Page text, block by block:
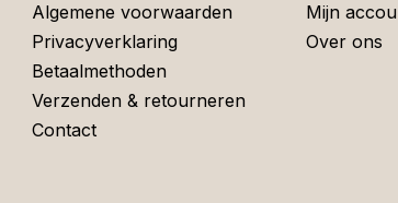
Algemene voorwaarden
Privacyverklaring
Betaalmethoden
Verzenden & retourneren
Contact
Mijn
Over ons